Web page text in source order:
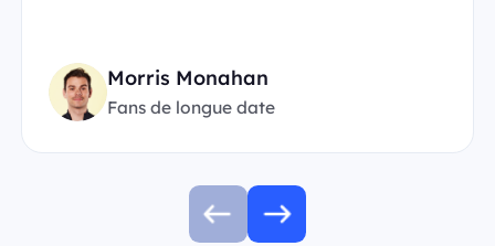
Morris Monahan
Fans de longue date